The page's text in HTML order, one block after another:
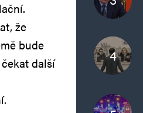
že
bude
další